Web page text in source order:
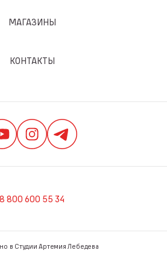
МАГАЗИНЫ
КОНТАКТЫ
8 800 600 55 34
в Студии Артемия Лебедева